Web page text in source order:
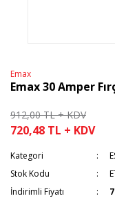
Emax
Emax 30 Amper
912,00 TL + KDV
720,48 TL + KDV
Kategori
Stok Kodu
İndirimli Fiyatı